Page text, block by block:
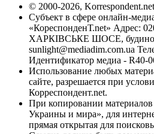
© 2000-2026, Korrespondent.net
Субъект в сфере онлайн-
«КореспонденТ.net» Адрес:
ХАРКІВСЬКЕ ШОСЕ, будинок
sunlight@mediadim.com.ua
Идентификатор медиа - R40-
Использование любых
сайте, разрешается при
Корреспондент.net.
При копировании
Украины и мира», для
прямая открытая для